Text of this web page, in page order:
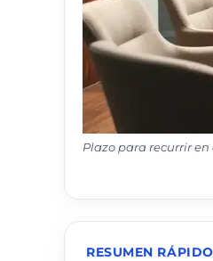
Plazo para recurrir
RESUMEN RÁPIDO